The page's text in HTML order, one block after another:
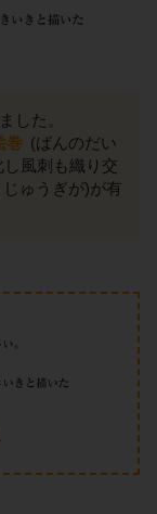
した。
巻 (ばんのだい
風刺も織り交
ゅうぎが)が有